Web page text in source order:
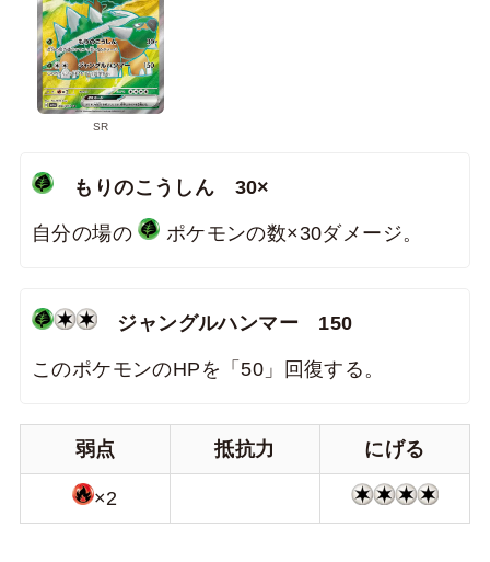
SR
もりのこうしん 30×
自分の場の ポケモンの数×30ダメージ。
ジャングルハンマー 150
このポケモンのHPを「50」回復する。
弱点 抵抗力 にげる
×2